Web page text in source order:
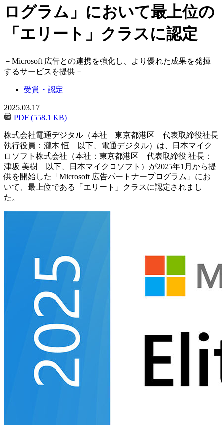
ログラム」において最上位の
「エリート」クラスに認定
－ Microsoft 広告との連携を強化し、より優れた成果を発揮
するサービスを提供 －
受賞・認定
2025.03.17
PDF (558.1 KB)
株式会社電通デジタル（本社：東京都港区 代表取締役社長
執行役員：瀧本 恒 以下、電通デジタル）は、日本マイク
ロソフト株式会社（本社：東京都港区 代表取締役 社長：
津坂 美樹 以下、日本マイクロソフト）が2025年1月から提
供を開始した「Microsoft 広告パートナープログラム」にお
いて、最上位である「エリート」クラスに認定されまし
た。